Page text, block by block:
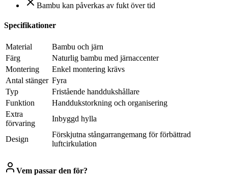
Bambu kan påverkas av fukt över tid
Specifikationer
Material
Bambu och järn
Färg
Naturlig bambu med järnaccenter
Montering
Enkel montering krävs
Antal stänger Fyra
Typ
Fristående handdukshållare
Funktion
Handdukstorkning och organisering
Extra
förvaring
Inbyggd hylla
Design
Förskjutna stångarrangemang för förbättrad
luftcirkulation
Vem passar den för?